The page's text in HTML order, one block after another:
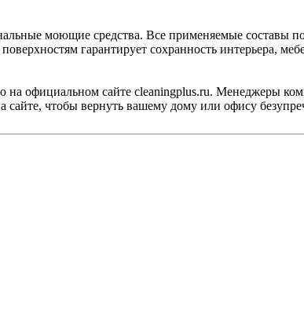
моющие средства. Все применяемые составы
гарантирует сохранность интерьера,
на официальном сайте cleaningplus.ru. Менеджеры
чтобы вернуть вашему дому или офису